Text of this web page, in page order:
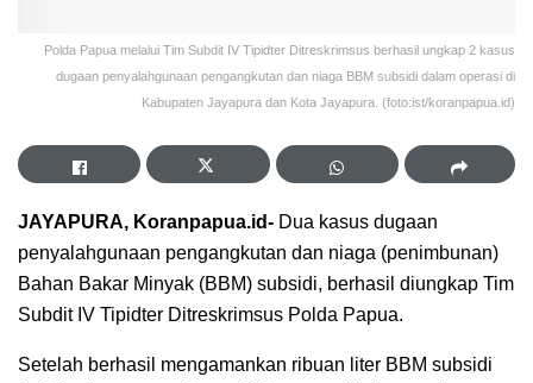
Polda Papua melalui Tim Subdit IV Tipidter Ditreskrimsus berhasil ungkap 2 kasus
dugaan penyalahgunaan pengangkutan dan niaga BBM subsidi dalam operasi di
Kabupaten Jayapura dan Kota Jayapura. (foto:ist/koranpapua.id)
JAYAPURA, Koranpapua.id- Dua kasus dugaan
penyalahgunaan pengangkutan dan niaga (penimbunan)
Bahan Bakar Minyak (BBM) subsidi, berhasil diungkap Tim
Subdit IV Tipidter Ditreskrimsus Polda Papua.
Setelah berhasil mengamankan ribuan liter BBM subsidi